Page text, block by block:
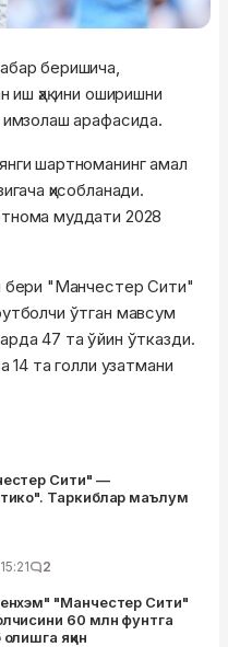
беришича,
иш ҳақини оширишни
имзолаш арафасида.
шартноманинг амал
ҳисобланади.
муддати 2028
бери "Манчестер Сити"
ўтган мавсум
47 та ўйин ўтказди.
14 та голли узатмани
Сити" —
Таркиблар маълум
2
"Манчестер Сити"
60 млн фунтга
яқин